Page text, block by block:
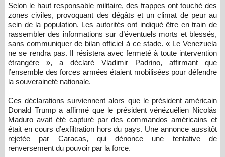
Selon le haut responsable militaire, des frappes ont touché des
zones civiles, provoquant des dégâts et un climat de peur au
sein de la population. Les autorités ont indiqué être en train de
rassembler des informations sur d’éventuels morts et blessés,
sans communiquer de bilan officiel à ce stade. « Le Venezuela
ne se rendra pas. Il résistera avec fermeté à toute intervention
étrangère », a déclaré Vladimir Padrino, affirmant que
l’ensemble des forces armées étaient mobilisées pour défendre
la souveraineté nationale.
Ces déclarations surviennent alors que le président américain
Donald Trump a affirmé que le président vénézuélien Nicolás
Maduro avait été capturé par des commandos américains et
était en cours d’exfiltration hors du pays. Une annonce aussitôt
rejetée par Caracas, qui dénonce une tentative de
renversement du pouvoir par la force.